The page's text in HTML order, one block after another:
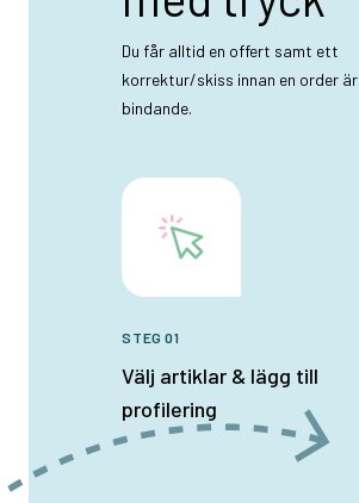
Du får alltid en offert samt ett
korrektur/skiss innan en order är
bindande.
STEG 01
Välj artiklar & lägg till
profilering